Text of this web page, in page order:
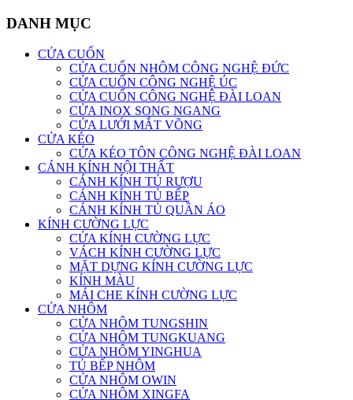
DANH MỤC
CỬA CUỐN
CỬA CUỐN NHÔM CÔNG NGHỆ ĐỨC
CỬA CUỐN CÔNG NGHỆ ÚC
CỬA CUỐN CÔNG NGHỆ ĐÀI LOAN
CỬA INOX SONG NGANG
CỬA LƯỚI MẮT VÕNG
CỬA KÉO
CỬA KÉO TÔN CÔNG NGHỆ ĐÀI LOAN
CÁNH KÍNH NỘI THẤT
CÁNH KÍNH TỦ RƯỢU
CÁNH KÍNH TỦ BẾP
CÁNH KÍNH TỦ QUẦN ÁO
KÍNH CƯỜNG LỰC
CỬA KÍNH CƯỜNG LỰC
VÁCH KÍNH CƯỜNG LỰC
MẶT DỰNG KÍNH CƯỜNG LỰC
KÍNH MÀU
MÁI CHE KÍNH CƯỜNG LỰC
CỬA NHÔM
CỬA NHÔM TUNGSHIN
CỬA NHÔM TUNGKUANG
CỬA NHÔM YINGHUA
TỦ BẾP NHÔM
CỬA NHÔM OWIN
CỬA NHÔM XINGFA